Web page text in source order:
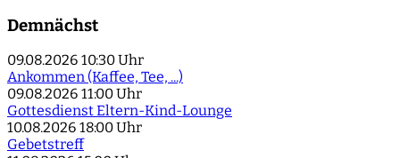
Demnächst
09.08.2026 10:30 Uhr
Ankommen (Kaffee, Tee, ...)
09.08.2026 11:00 Uhr
Gottesdienst Eltern-Kind-Lounge
10.08.2026 18:00 Uhr
Gebetstreff